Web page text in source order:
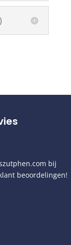
bij
beoordelingen!